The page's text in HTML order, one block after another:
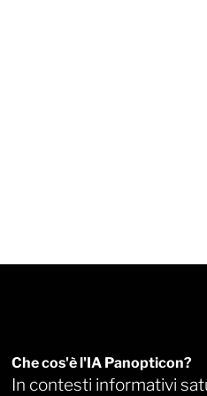
Che cos'è l'IA Panopticon?
In contesti informativi